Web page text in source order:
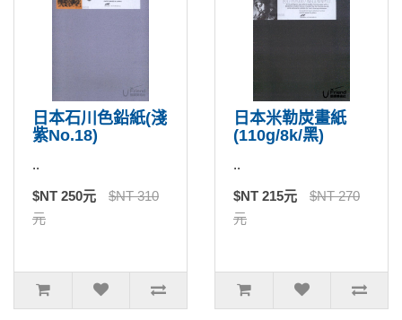
日本石川色鉛紙(淺
紫No.18)
..
$NT 250元
$NT 310
元
日本米勒炭畫紙
(110g/8k/黑)
..
$NT 215元
$NT 270
元